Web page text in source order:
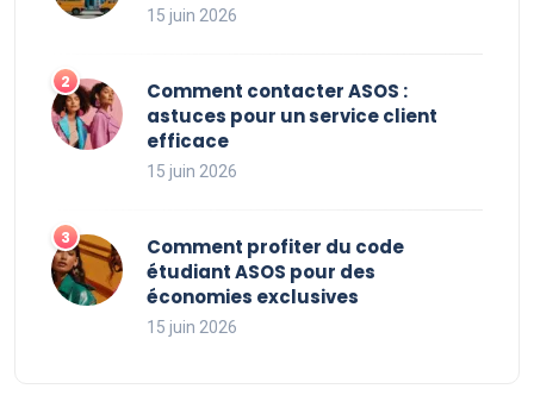
15 juin 2026
Comment contacter ASOS :
astuces pour un service client
efficace
15 juin 2026
Comment profiter du code
étudiant ASOS pour des
économies exclusives
15 juin 2026